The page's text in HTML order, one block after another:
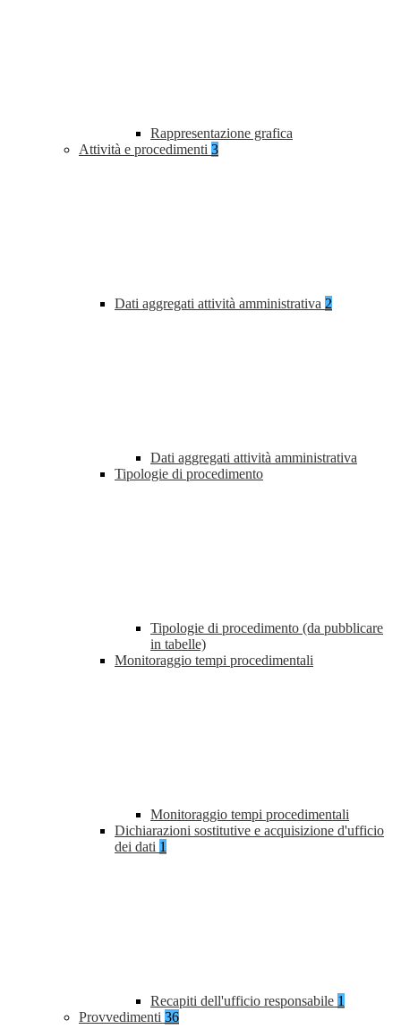
Rappresentazione grafica
Attività e procedimenti 3
Dati aggregati attività amministrativa 2
Dati aggregati attività amministrativa
Tipologie di procedimento
Tipologie di procedimento (da pubblicare
in tabelle)
Monitoraggio tempi procedimentali
Monitoraggio tempi procedimentali
Dichiarazioni sostitutive e acquisizione d'ufficio
dei dati 1
Recapiti dell'ufficio responsabile 1
Provvedimenti 36